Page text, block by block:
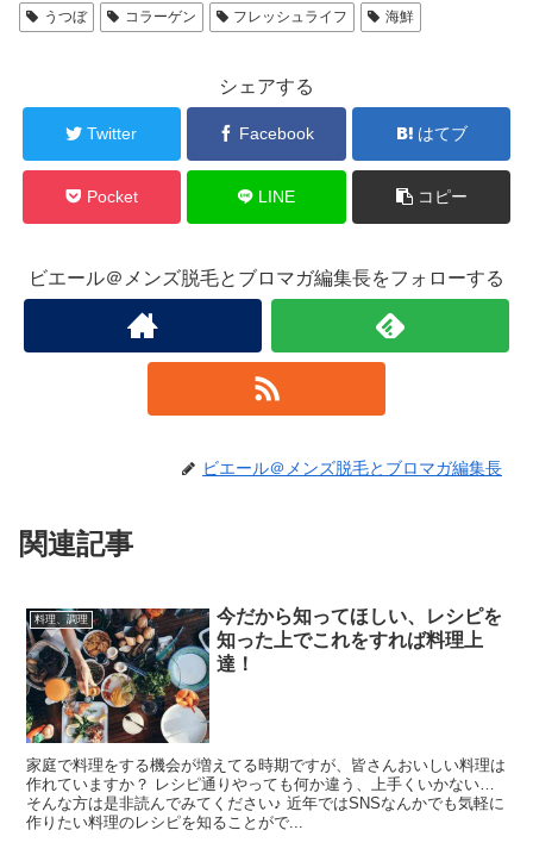
うつぼ コラーゲン フレッシュライフ 海鮮
シェアする
Twitter Facebook はてブ
Pocket LINE コピー
ビエール＠メンズ脱毛とブロマガ編集長をフォローする
ビエール＠メンズ脱毛とブロマガ編集長
関連記事
料理、調理
今だから知ってほしい、レシピを
知った上でこれをすれば料理上
達！
家庭で料理をする機会が増えてる時期ですが、皆さんおいしい料理は
作れていますか？ レシピ通りやっても何か違う、上手くいかない…
そんな方は是非読んでみてください♪ 近年ではSNSなんかでも気軽に
作りたい料理のレシピを知ることがで...